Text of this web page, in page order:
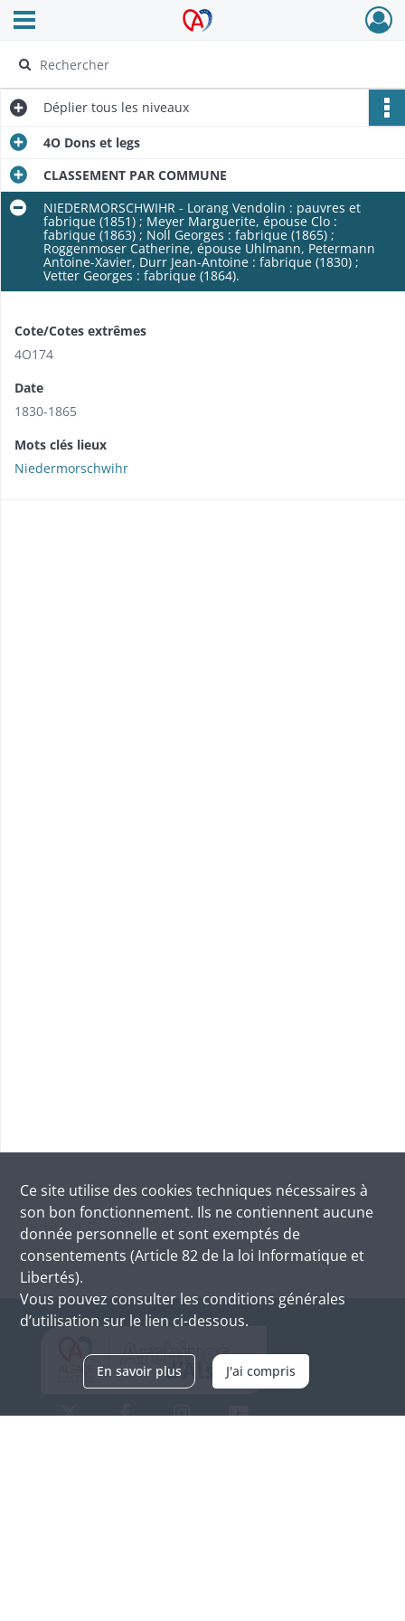
Archives Alsace - Colmar
Ouvrir le menu déroulant
Déplier tous les niveaux
4O Dons et legs
CLASSEMENT PAR COMMUNE
NIEDERMORSCHWIHR - Lorang Vendolin : pauvres et
fabrique (1851) ; Meyer Marguerite, épouse Clo :
fabrique (1863) ; Noll Georges : fabrique (1865) ;
Roggenmoser Catherine, épouse Uhlmann, Petermann
Antoine-Xavier, Durr Jean-Antoine : fabrique (1830) ;
Vetter Georges : fabrique (1864).
Cote/Cotes extrêmes
4O174
Date
1830-1865
Mots clés lieux
Niedermorschwihr
Ce site utilise des cookies techniques nécessaires à
son bon fonctionnement. Ils ne contiennent aucune
donnée personnelle et sont exemptés de
consentements (Article 82 de la loi Informatique et
Libertés).
Vous pouvez consulter les conditions générales
d’utilisation sur le lien ci-dessous.
En savoir plus J'ai compris